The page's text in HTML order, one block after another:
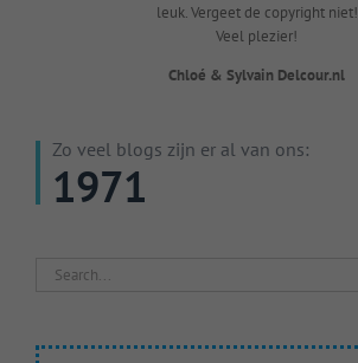
leuk. Vergeet de copyright niet!
Veel plezier!
Chloé & Sylvain Delcour.nl
Zo veel blogs zijn er al van ons:
1971
Search